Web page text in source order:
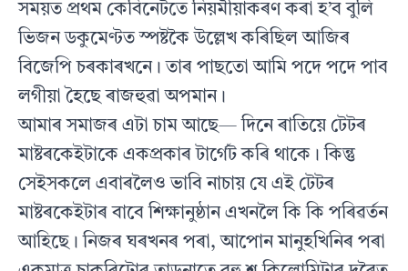
সময়ত প্ৰথম কেবিনেটতে নিয়মীয়াকৰণ কৰা হ’ব বুলি
ভিজন ডকুমেণ্টত স্পষ্টকৈ উল্লেখ কৰিছিল আজিৰ
বিজেপি চৰকাৰখনে। তাৰ পাছতো আমি পদে পদে পাব
লগীয়া হৈছে ৰাজহুৱা অপমান।
আমাৰ সমাজৰ এটা চাম আছে— দিনে ৰাতিয়ে টেটৰ
মাষ্টৰকেইটাকে একপ্ৰকাৰ টাৰ্গেট কৰি থাকে। কিন্তু
সেইসকলে এবাৰলৈও ভাবি নাচায় যে এই টেটৰ
মাষ্টৰকেইটাৰ বাবে শিক্ষানুষ্ঠান এখনলৈ কি কি পৰিৱৰ্তন
আহিছে। নিজৰ ঘৰখনৰ পৰা, আপোন মানুহখিনিৰ পৰা